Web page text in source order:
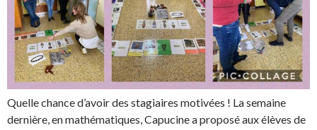
Quelle chance d’avoir des stagiaires motivées ! La semaine
dernière, en mathématiques, Capucine a proposé aux élèves de